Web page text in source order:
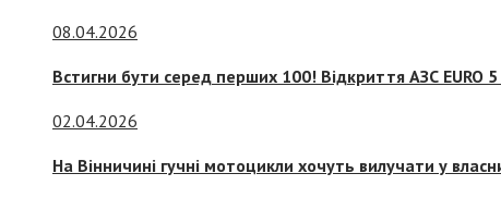
08.04.2026
Встигни бути серед перших 100! Відкриття АЗС EURO
02.04.2026
На Вінничині гучні мотоцикли хочуть вилучати у